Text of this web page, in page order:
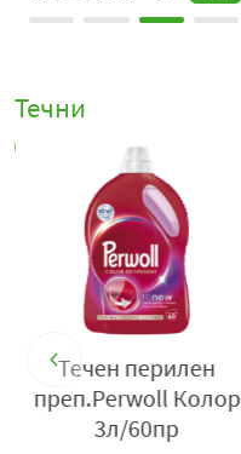
Течни
Течен перилен
преп.Perwoll Колор
3л/60пр